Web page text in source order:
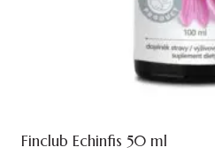
Finclub Echinfis 50 ml